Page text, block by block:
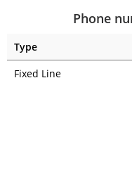
Phone
Type
Fixed Line